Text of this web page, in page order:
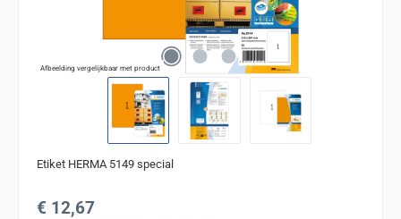
Afbeelding vergelijkbaar met product
Etiket HERMA 5149 special
Normale prijs:
€ 12,67